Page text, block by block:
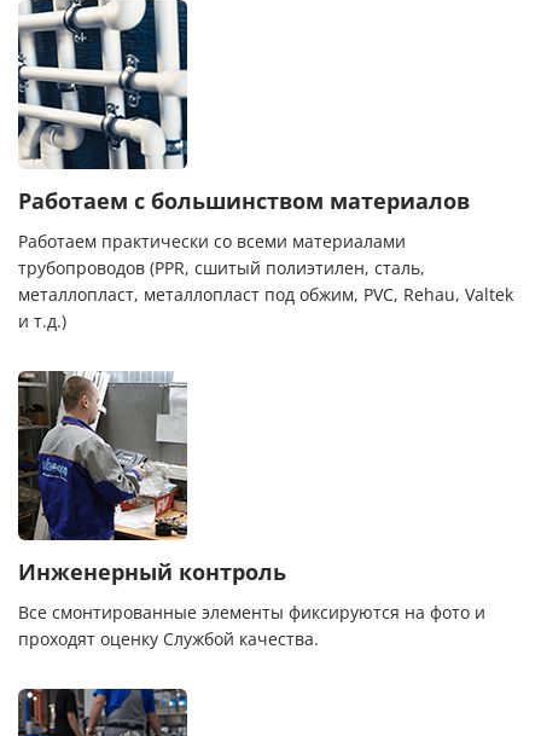
Работаем с большинством материалов
Работаем практически со всеми материалами
трубопроводов (PPR, сшитый полиэтилен, сталь,
металлопласт, металлопласт под обжим, PVC, Rehau, Valtek
и т.д.)
Инженерный контроль
Все смонтированные элементы фиксируются на фото и
проходят оценку Службой качества.